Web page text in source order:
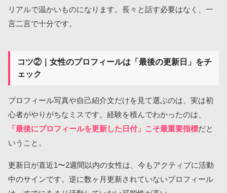
リアルで温かいものになります。長々と話す必要はなく、一
言二言で十分です。
コツ②｜女性のプロフィールは「最後の更新日」をチ
ェック
プロフィール写真や自己紹介文だけを見て選ぶのは、実は初
心者がやりがちなミスです。経験を積んでわかったのは、
「最後にプロフィールを更新した日付」こそ最重要指標だと
いうこと。
更新日が直近1〜2週間以内の女性は、今もアクティブに活動
中のサインです。逆に数ヶ月更新されていないプロフィール